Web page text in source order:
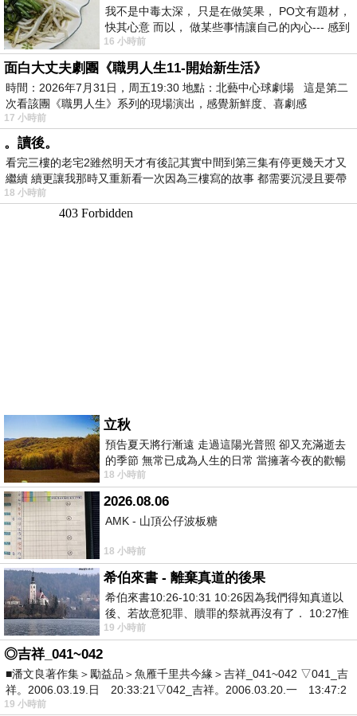
我不是中毒太深， 只是在做笑果， PO文有題材，
快其心意 而以， 做某些事情讓自己的內心--- 感到
愉快。
16 小時前
面白大丈夫劇團《職男人生11-開始新生活》
時間：2026年7月31日，周五19:30 地點：北藝中心球劇場 這是第二
次看該團《職男人生》系列的現場演出，感覺新鮮度、喜劇感
17 小時前
。讀後。
看完三樓的老宅2雖然明天才有後記其實中間到第三集有停更幾天才又
繼續 續更讓我那時又重新看一次因為三樓寫的故事 都需要沉浸且要帶
有
18 小時前
立秋
預告夏天將行漸遠 走過這陽光普照 卻又充滿逝去
的季節 無常已成為人生的日常 當擁著今夜的歡暢
舒心 轉眼驟成昨日 而明晨 太陽
18 小時前
2026.08.06
AMK - 山頂公仔波板糖
18 小時前
希伯來書 - 離棄真道的後果
希伯來書10:26-10:31 10:26因為我們得知真道以
後、若故意犯罪、贖罪的祭就再沒有了． 10:27惟
有戰懼等候審判和那燒滅眾敵人的烈火
19 小時前
◎吉祥_041~042
■潘文良著作集＞勵益品＞魚雁千里共今緣＞吉祥_041~042 ▽041_吉
祥。2006.03.19.日 20:33:21▽042_吉祥。2006.03.20.一 13:47:2
19 小時前